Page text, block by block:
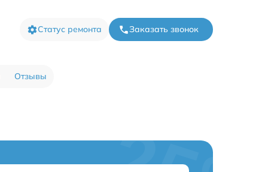
Статус ремонта Заказать звонок
Отзывы